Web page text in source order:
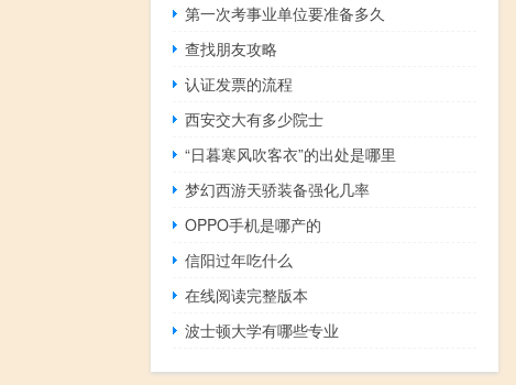
第一次考事业单位要准备多久
查找朋友攻略
认证发票的流程
西安交大有多少院士
“日暮寒风吹客衣”的出处是哪里
梦幻西游天骄装备强化几率
OPPO手机是哪产的
信阳过年吃什么
在线阅读完整版本
波士顿大学有哪些专业